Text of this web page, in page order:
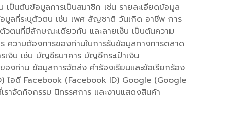
ป็นต้นข้อมูลการเป็นสมาชิก เช่น รายละเอียดข้อมูล
อมูลที่ระบุตัวตน เช่น เพศ สัญชาติ วันเกิด อาชีพ การ
วตนที่มีลักษณะเดียวกัน และลายเซ็น เป็นต้นความ
ความต้องการของท่านในการรับข้อมูลทางการตลาด
งิน เช่น บัญชีธนาคาร บัญชีกระเป๋าเงิน
องท่าน ข้อมูลการจัดส่ง คำร้องเรียนและข้อเรียกร้อง
ไอดี Facebook (Facebook ID) Google (Google
จัดกิจกรรม นิทรรศการ และงานแสดงสินค้า